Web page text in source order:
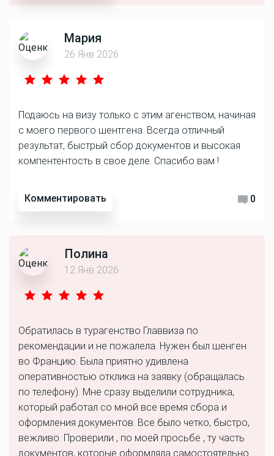
Мария
26 Янв 2026
Подаюсь на визу только с этим агенством, начиная
с моего первого шентгена. Всегда отличный
результат, быстрый сбор документов и высокая
компентентость в свое деле. Спасибо вам !
Комментировать 0
Полина
12 Янв 2026
Обратилась в турагенство Главвиза по
рекомендации и не пожалела. Нужен был шенген
во Францию. Была приятно удивлена
оперативностью отклика на заявку (обращалась
по телефону). Мне сразу выделили сотрудника,
который работал со мной все время сбора и
оформления документов. Все было четко, быстро,
вежливо. Проверили , по моей просьбе , ту часть
документов, которые оформляла самостоятельно.